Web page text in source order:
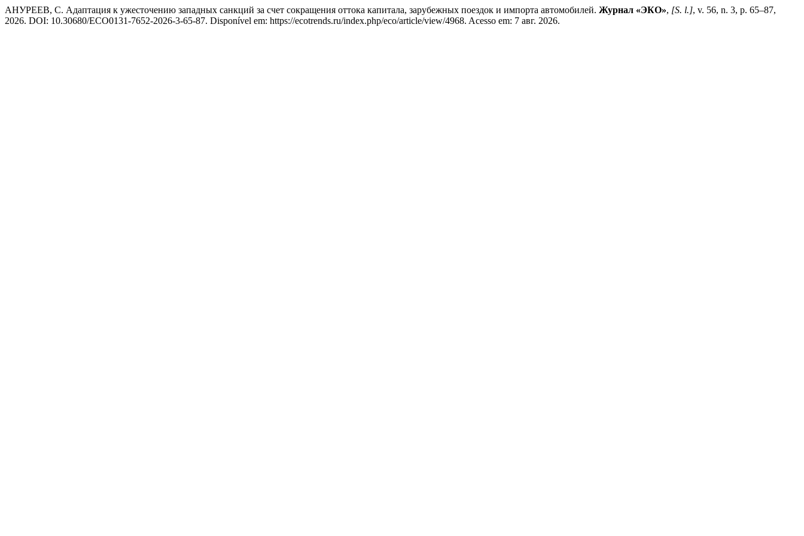
АНУРЕЕВ, С. Адаптация к ужесточению западных санкций за счет сокращения оттока капитала, зарубежных поездок и импорта автомобилей. Журнал «ЭКО», [S. l.], v. 56, n. 3, p. 65–87,
2026. DOI: 10.30680/ECO0131-7652-2026-3-65-87. Disponível em: https://ecotrends.ru/index.php/eco/article/view/4968. Acesso em: 7 авг. 2026.